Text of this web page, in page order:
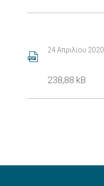
24 Απριλίου 2020
238,88 kB